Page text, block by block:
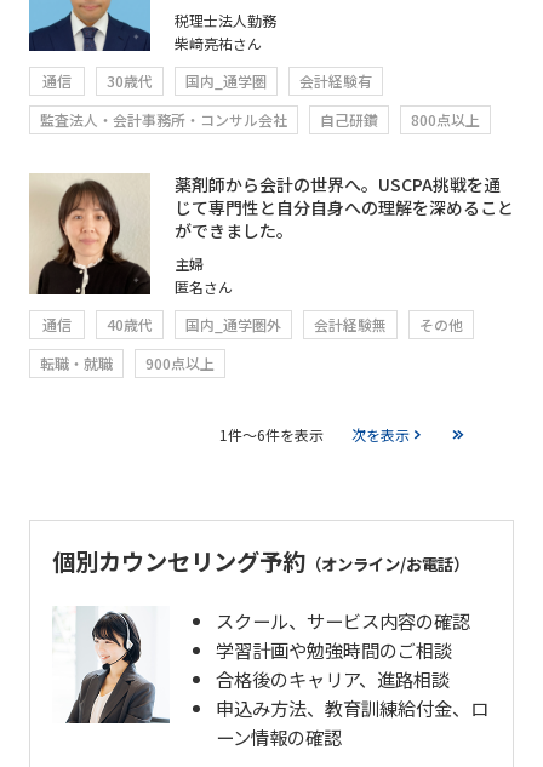
税理士法人勤務
柴﨑亮祐さん
通信
30歳代 国内_通学圏
会計経験有
監査法人・会計事務所・コンサル会社
自己研鑽 800点以上
薬剤師から会計の世界へ。USCPA挑戦を通
じて専門性と自分自身への理解を深めること
ができました。
主婦
匿名さん
通信
40歳代 国内_通学圏外 会計経験無
その他
転職・就職
900点以上
1件～6件を表示 次を表示
個別カウンセリング予約（オンライン/お電話）
スクール、サービス内容の確認
学習計画や勉強時間のご相談
合格後のキャリア、進路相談
申込み方法、教育訓練給付金、ロ
ーン情報の確認